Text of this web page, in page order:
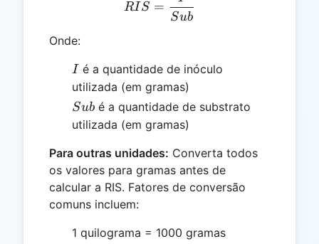
RI S =
Sub
Onde:
I
Ié a quantidade de inóculo
utilizada (em gramas)
Sub
Sub é a quantidade de substrato
utilizada (em gramas)
Para outras unidades: Converta todos
os valores para gramas antes de
calcular a RIS. Fatores de conversão
comuns incluem:
1 quilograma = 1000 gramas